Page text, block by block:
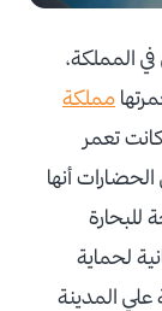
المملكة،
مملكة
كانت تعمر
أنها
للبحارة
لحماية
المدينة